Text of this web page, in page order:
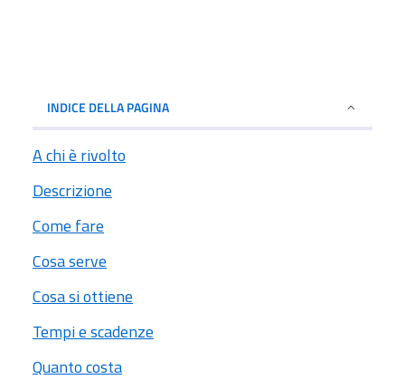
INDICE DELLA PAGINA
A chi è rivolto
Descrizione
Come fare
Cosa serve
Cosa si ottiene
Tempi e scadenze
Quanto costa